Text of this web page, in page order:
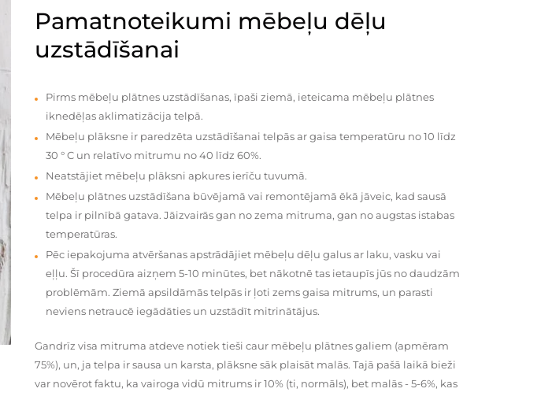
Pamatnoteikumi mēbeļu dēļu
uzstādīšanai
Pirms mēbeļu plātnes uzstādīšanas, īpaši ziemā, ieteicama mēbeļu plātnes
iknedēļas aklimatizācija telpā.
Mēbeļu plāksne ir paredzēta uzstādīšanai telpās ar gaisa temperatūru no 10 līdz
30 ° C un relatīvo mitrumu no 40 līdz 60%.
Neatstājiet mēbeļu plāksni apkures ierīču tuvumā.
Mēbeļu plātnes uzstādīšana būvējamā vai remontējamā ēkā jāveic, kad sausā
telpa ir pilnībā gatava. Jāizvairās gan no zema mitruma, gan no augstas istabas
temperatūras.
Pēc iepakojuma atvēršanas apstrādājiet mēbeļu dēļu galus ar laku, vasku vai
eļļu. Šī procedūra aizņem 5-10 minūtes, bet nākotnē tas ietaupīs jūs no daudzām
problēmām. Ziemā apsildāmās telpās ir ļoti zems gaisa mitrums, un parasti
neviens netraucē iegādāties un uzstādīt mitrinātājus.
Gandrīz visa mitruma atdeve notiek tieši caur mēbeļu plātnes galiem (apmēram
75%), un, ja telpa ir sausa un karsta, plāksne sāk plaisāt malās. Tajā pašā laikā bieži
var novērot faktu, ka vairoga vidū mitrums ir 10% (ti, normāls), bet malās - 5-6%, kas